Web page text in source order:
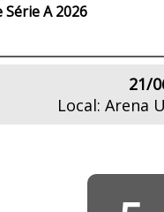
A 2026
21/
Local: Arena